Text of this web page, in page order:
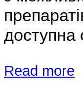
доступна
Read more